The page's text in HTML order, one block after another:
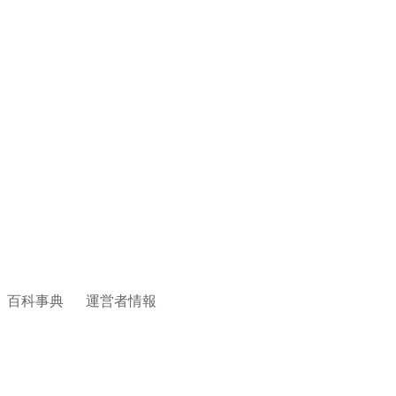
百科事典 運営者情報